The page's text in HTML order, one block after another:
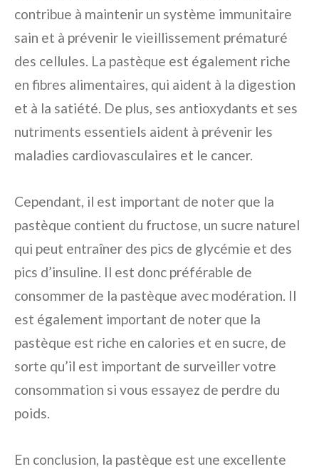
contribue à maintenir un système immunitaire
sain et à prévenir le vieillissement prématuré
des cellules. La pastèque est également riche
en fibres alimentaires, qui aident à la digestion
et à la satiété. De plus, ses antioxydants et ses
nutriments essentiels aident à prévenir les
maladies cardiovasculaires et le cancer.
Cependant, il est important de noter que la
pastèque contient du fructose, un sucre naturel
qui peut entraîner des pics de glycémie et des
pics d’insuline. Il est donc préférable de
consommer de la pastèque avec modération. Il
est également important de noter que la
pastèque est riche en calories et en sucre, de
sorte qu’il est important de surveiller votre
consommation si vous essayez de perdre du
poids.
En conclusion, la pastèque est une excellente